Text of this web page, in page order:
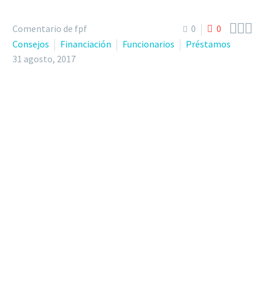
0 0 
Comentario de fpf
Consejos
Financiación Funcionarios
Préstamos
31 agosto, 2017